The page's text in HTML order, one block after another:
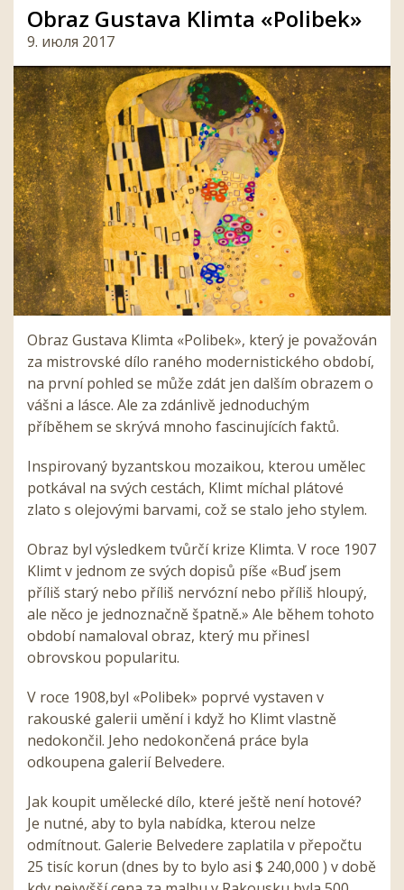
Obraz Gustava Klimta «Polibek»
9. июля 2017
Obraz Gustava Klimta «Polibek», který je považován
za mistrovské dílo raného modernistického období,
na první pohled se může zdát jen dalším obrazem o
vášni a lásce. Ale za zdánlivě jednoduchým
příběhem se skrývá mnoho fascinujících faktů.
Inspirovaný byzantskou mozaikou, kterou umělec
potkával na svých cestách, Klimt míchal plátové
zlato s olejovými barvami, což se stalo jeho stylem.
Obraz byl výsledkem tvůrčí krize Klimta. V roce 1907
Klimt v jednom ze svých dopisů píše «Buď jsem
příliš starý nebo příliš nervózní nebo příliš hloupý,
ale něco je jednoznačně špatně.» Ale během tohoto
období namaloval obraz, který mu přinesl
obrovskou popularitu.
V roce 1908,byl «Polibek» poprvé vystaven v
rakouské galerii umění i když ho Klimt vlastně
nedokončil. Jeho nedokončená práce byla
odkoupena galerií Belvedere.
Jak koupit umělecké dílo, které ještě není hotové?
Je nutné, aby to byla nabídka, kterou nelze
odmítnout. Galerie Belvedere zaplatila v přepočtu
25 tisíc korun (dnes by to bylo asi $ 240,000 ) v době